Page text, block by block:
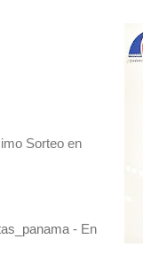
Sorteo en
- En